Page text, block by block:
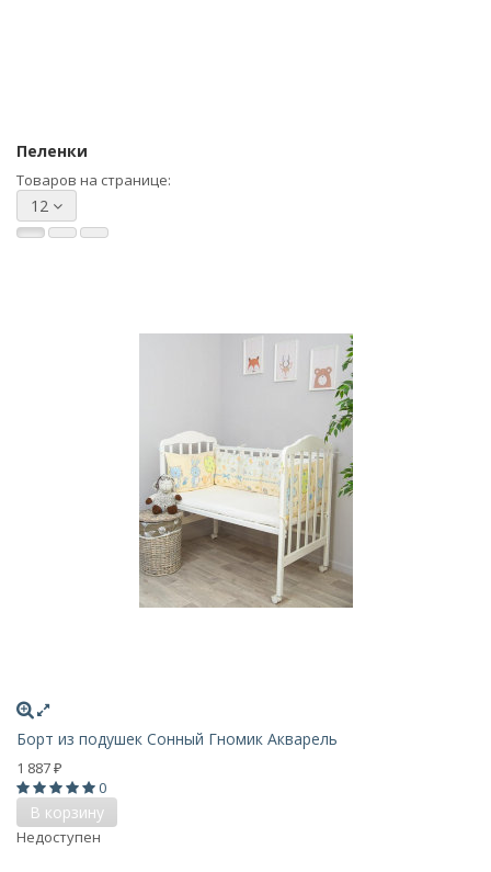
Пеленки
Товаров на странице:
12
Борт из подушек Сонный Гномик Акварель
1 887 ₽
0
В корзину
Недоступен